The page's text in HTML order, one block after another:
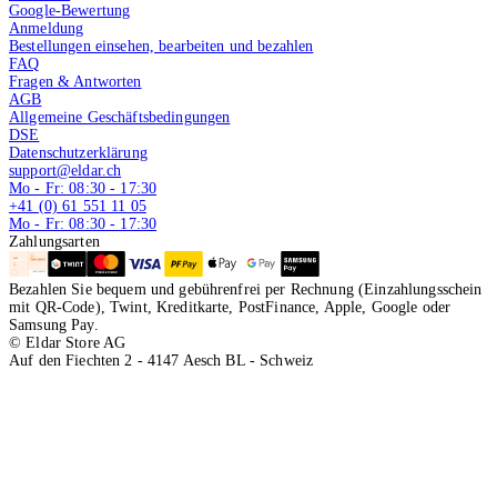
Google-Bewertung
Anmeldung
Bestellungen einsehen, bearbeiten und bezahlen
FAQ
Fragen & Antworten
AGB
Allgemeine Geschäftsbedingungen
DSE
Datenschutzerklärung
support@eldar.ch
Mo - Fr: 08:30 - 17:30
+41 (0) 61 551 11 05
Mo - Fr: 08:30 - 17:30
Zahlungsarten
Bezahlen Sie bequem und gebührenfrei per Rechnung (Einzahlungsschein
mit QR-Code), Twint, Kreditkarte, PostFinance, Apple, Google oder
Samsung Pay.
© Eldar Store AG
Auf den Fiechten 2 - 4147 Aesch BL - Schweiz